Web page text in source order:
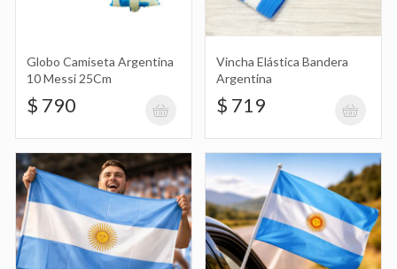
$ 2.490
Bandera Argentina 60X90Cm con Palo
Grande
$ 2.590
Peluca con Diseño Argentina Rulos
Globo Camiseta Argentina
10 Messi 25Cm
$ 790
Vincha Elástica Bandera
Argentina
$ 719